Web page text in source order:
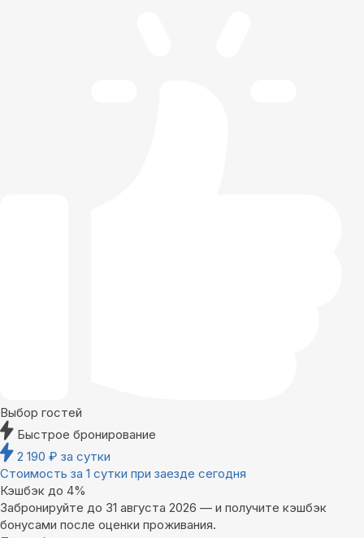
Выбор гостей
Быстрое бронирование
2 190 ₽ за сутки
Стоимость за 1 сутки при заезде сегодня
Кэшбэк до 4%
Забронируйте до 31 августа 2026 — и получите кэшбэк
бонусами после оценки проживания.